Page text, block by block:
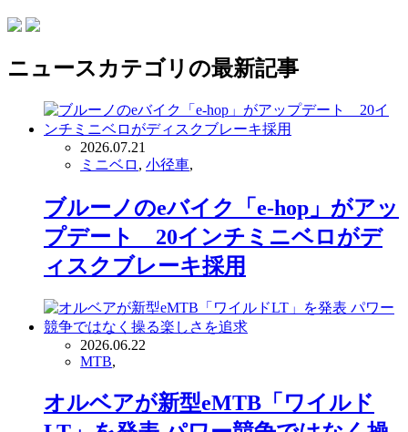
ニュース カテゴリの最新記事
2026.07.21
ミニベロ , 小径車,
ブルーノのeバイク「e-hop」がアッ
プデート 20インチミニベロがデ
ィスクブレーキ採用
2026.06.22
MTB,
オルベアが新型eMTB「ワイルド